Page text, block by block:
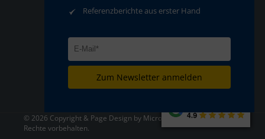
© 2026 Copyright & Page Design by MicroStep Europa - Alle
Rechte vorbehalten.
Referenzberichte aus erster Hand
Zum Newsletter anmelden